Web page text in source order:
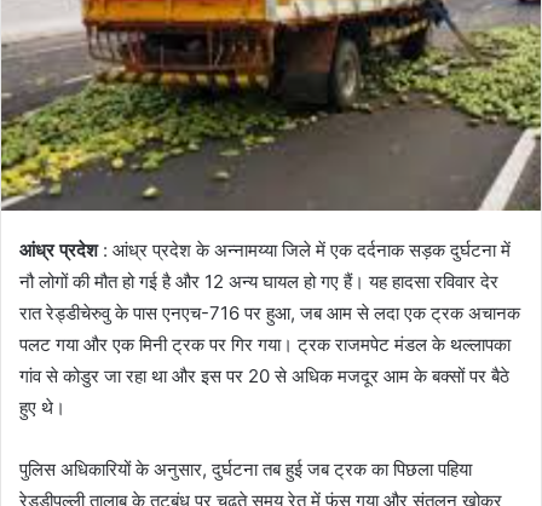
आंध्र प्रदेश: आंध्र प्रदेश के अन्नामय्या जिले में एक दर्दनाक सड़क दुर्घटना में
नौ लोगों की मौत हो गई है और 12 अन्य घायल हो गए हैं। यह हादसा रविवार देर
रात रेड्डीचेरुवु के पास एनएच-716 पर हुआ, जब आम से लदा एक ट्रक अचानक
पलट गया और एक मिनी ट्रक पर गिर गया। ट्रक राजमपेट मंडल के थल्लापका
गांव से कोडुर जा रहा था और इस पर 20 से अधिक मजदूर आम के बक्सों पर बैठे
हुए थे।
पुलिस अधिकारियों के अनुसार, दुर्घटना तब हुई जब ट्रक का पिछला पहिया
रेड्डीपल्ली तालाब के तटबंध पर चढ़ते समय रेत में फंस गया और संतुलन खोकर